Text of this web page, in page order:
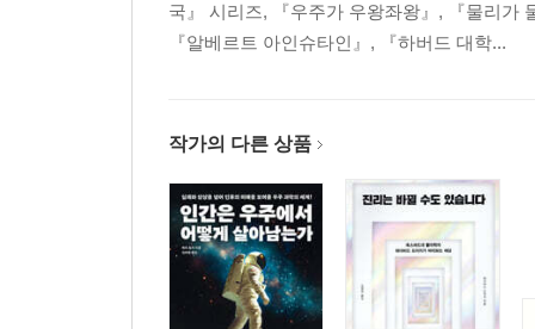
국』 시리즈, 『우주가 우왕좌왕』, 『물리가
『알베르트 아인슈타인』, 『하버드 대학...
작가의 다른 상품